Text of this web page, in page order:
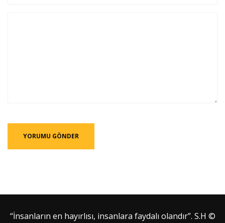
“İnsanların en hayırlısı, insanlara faydalı olandır”. S.H ©